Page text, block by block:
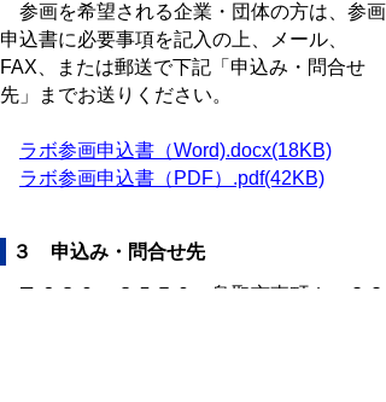
参画を希望される企業・団体の方は、参画
申込書に必要事項を記入の上、メール、
FAX、または郵送で下記「申込み・問合せ
先」までお送りください。
ラボ参画申込書（Word).docx(18KB)
ラボ参画申込書（PDF）.pdf(42KB)
３ 申込み・問合せ先
〒６８０－８５７０ 鳥取市東町１－２２